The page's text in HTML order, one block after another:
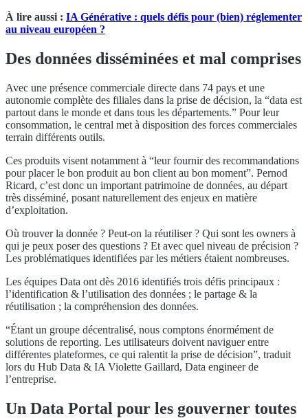
À lire aussi : IA Générative : quels défis pour (bien) réglementer
au niveau européen ?
Des données disséminées et mal comprises
Avec une présence commerciale directe dans 74 pays et une
autonomie complète des filiales dans la prise de décision, la “data est
partout dans le monde et dans tous les départements.” Pour leur
consommation, le central met à disposition des forces commerciales
terrain différents outils.
Ces produits visent notamment à “leur fournir des recommandations
pour placer le bon produit au bon client au bon moment”. Pernod
Ricard, c’est donc un important patrimoine de données, au départ
très disséminé, posant naturellement des enjeux en matière
d’exploitation.
Où trouver la donnée ? Peut-on la réutiliser ? Qui sont les owners à
qui je peux poser des questions ? Et avec quel niveau de précision ?
Les problématiques identifiées par les métiers étaient nombreuses.
Les équipes Data ont dès 2016 identifiés trois défis principaux :
l’identification & l’utilisation des données ; le partage & la
réutilisation ; la compréhension des données.
“Étant un groupe décentralisé, nous comptons énormément de
solutions de reporting. Les utilisateurs doivent naviguer entre
différentes plateformes, ce qui ralentit la prise de décision”, traduit
lors du Hub Data & IA Violette Gaillard, Data engineer de
l’entreprise.
Un Data Portal pour les gouverner toutes